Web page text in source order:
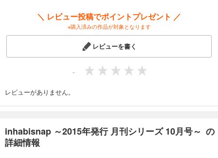
＼ レビュー投稿でポイントプレゼント ／
※購入済みの作品が対象となります
レビューを書く
-
レビューがありません。
inhabisnap ～2015年発行 月刊シリーズ 10月号～ の
詳細情報